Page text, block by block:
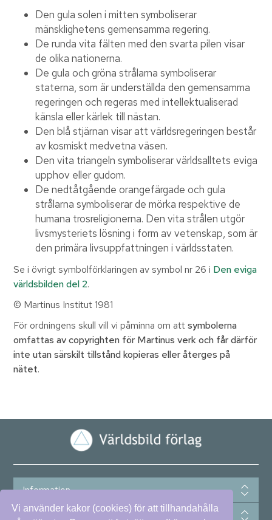
Vi använder kakor (cookies) för att tillhandahålla
Den gula solen i mitten symboliserar
mänsklighetens gemensamma regering.
De runda vita fälten med den svarta pilen visar
de olika nationerna.
De gula och gröna strålarna symboliserar
staterna, som är underställda den gemensamma
regeringen och regeras med intellektualiserad
känsla eller kärlek till nästan.
Den blå stjärnan visar att världsregeringen består
av kosmiskt medvetna väsen.
Den vita triangeln symboliserar världsalltets eviga
upphov eller gudom.
De nedtåtgående orangefärgade och gula
strålarna symboliserar de mörka respektive de
humana trosreligionerna. Den vita strålen utgör
livsmysteriets lösning i form av vetenskap, som är
den primära livsuppfattningen i världsstaten.
Se i övrigt symbolförklaringen av symbol nr 26 i Den eviga
världsbilden del 2.
© Martinus Institut 1981
För ordningens skull vill vi påminna om attsymbolerna
omfattas av copyrighten för Martinus verk och får därför
inte utan särskilt tillstånd kopieras eller återges på
nätet.
Information
Betala säkert med kort, swish eller faktura